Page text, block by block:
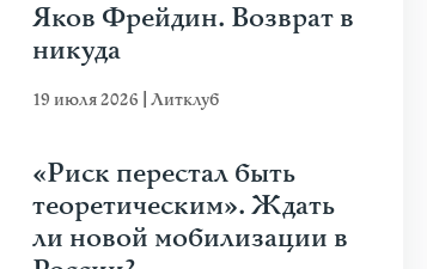
Яков Фрейдин. Возврат в
никуда
19 июля 2026 Литклуб
«Риск перестал быть
теоретическим». Ждать
ли новой мобилизации в